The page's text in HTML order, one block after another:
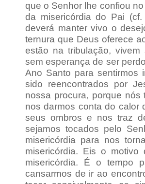
que o Senhor lhe confiou
da misericórdia do Pai
deverá manter vivo o
ternura que Deus oferece
estão na tribulação,
sem esperança de ser
Ano Santo para sentirmos
sido reencontrados por
nossa procura, porque
nos darmos conta do calor
seus ombros e nos traz
sejamos tocados pelo
misericórdia para nos
misericórdia. Eis o
misericórdia. É o tempo
cansarmos de ir ao